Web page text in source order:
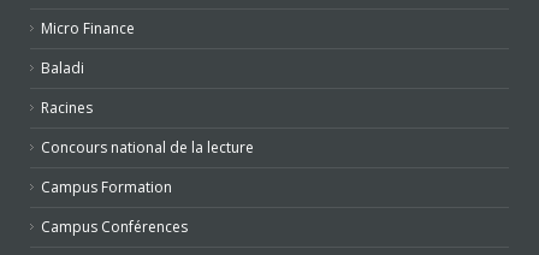
Micro Finance
Baladi
Racines
Concours national de la lecture
Campus Formation
Campus Conférences